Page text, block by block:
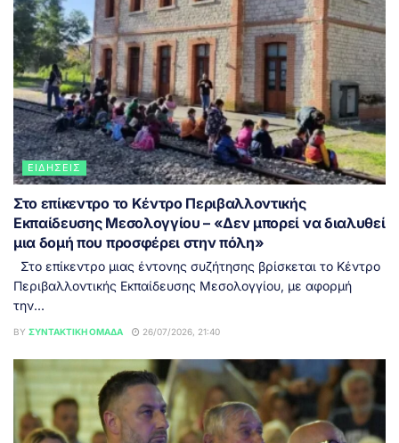
ΕΙΔΉΣΕΙΣ
Στο επίκεντρο το Κέντρο Περιβαλλοντικής
Εκπαίδευσης Μεσολογγίου – «Δεν μπορεί να διαλυθεί
μια δομή που προσφέρει στην πόλη»
Στο επίκεντρο μιας έντονης συζήτησης βρίσκεται το Κέντρο
Περιβαλλοντικής Εκπαίδευσης Μεσολογγίου, με αφορμή
την...
BY ΣΥΝΤΑΚΤΙΚΉ ΟΜΆΔΑ 26/07/2026, 21:40